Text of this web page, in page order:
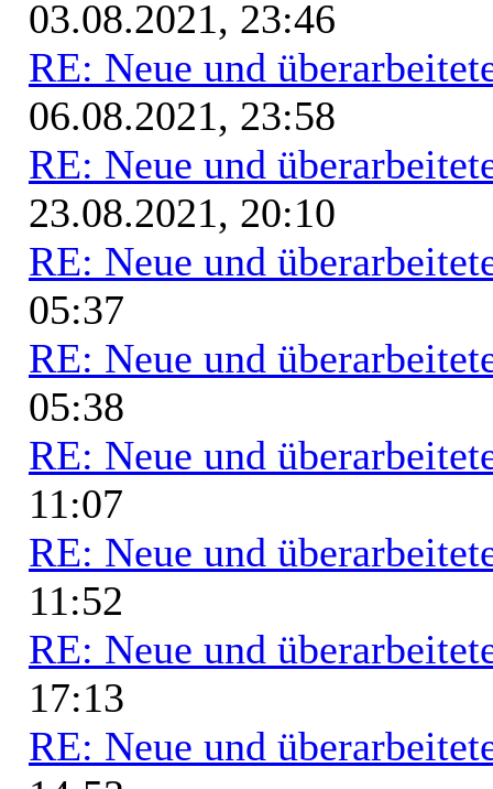
03.08.2021, 23:46
RE: Neue und
06.08.2021, 23:58
RE: Neue und
23.08.2021, 20:10
RE: Neue und
05:37
RE: Neue und
05:38
RE: Neue und
11:07
RE: Neue und
11:52
RE: Neue und
17:13
RE: Neue und